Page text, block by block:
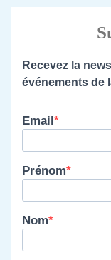
Recevez la
événements de
Email
Prénom
Nom